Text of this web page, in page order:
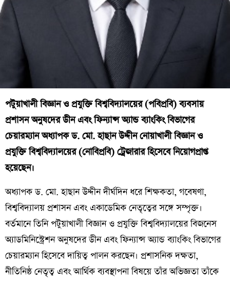
পটুয়াখালী বিজ্ঞান ও প্রযুক্তি বিশ্ববিদ্যালয়ের (পবিপ্রবি) ব্যবসায়
প্রশাসন অনুষদের ডীন এবং ফিন্যান্স অ্যান্ড ব্যাংকিং বিভাগের
চেয়ারম্যান অধ্যাপক ড. মো. হাছান উদ্দীন নোয়াখালী বিজ্ঞান ও
প্রযুক্তি বিশ্ববিদ্যালয়ের (নোবিপ্রবি) ট্রেজারার হিসেবে নিয়োগপ্রাপ্ত
হয়েছেন।
অধ্যাপক ড. মো. হাছান উদ্দীন দীর্ঘদিন ধরে শিক্ষকতা, গবেষণা,
বিশ্ববিদ্যালয় প্রশাসন এবং একাডেমিক নেতৃত্বের সঙ্গে সম্পৃক্ত।
বর্তমানে তিনি পটুয়াখালী বিজ্ঞান ও প্রযুক্তি বিশ্ববিদ্যালয়ের বিজনেস
অ্যাডমিনিস্ট্রেশন অনুষদের ডীন এবং ফিন্যান্স অ্যান্ড ব্যাংকিং বিভাগের
চেয়ারম্যান হিসেবে দায়িত্ব পালন করছেন। প্রশাসনিক দক্ষতা,
নীতিনিষ্ঠ নেতৃত্ব এবং আর্থিক ব্যবস্থাপনা বিষয়ে তাঁর অভিজ্ঞতা তাঁকে